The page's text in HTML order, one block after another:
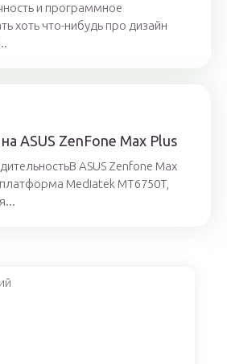
и программное
хоть что-нибудь про дизайн
ASUS ZenFone Max Plus
ASUS Zenfone Max
платформа Mediatek MT6750T,